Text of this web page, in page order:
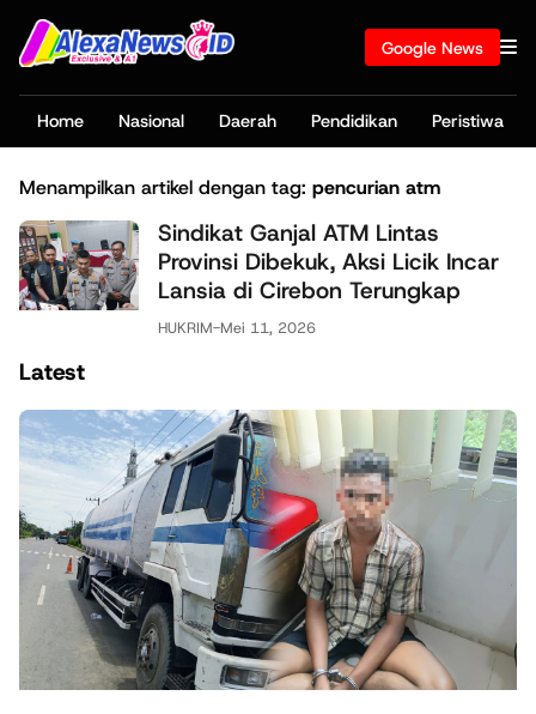
Google News
Home Nasional Daerah Pendidikan Peristiwa
Menampilkan artikel dengan tag: pencurian atm
Sindikat Ganjal ATM Lintas
Provinsi Dibekuk, Aksi Licik Incar
Lansia di Cirebon Terungkap
HUKRIM-Mei 11, 2026
Latest